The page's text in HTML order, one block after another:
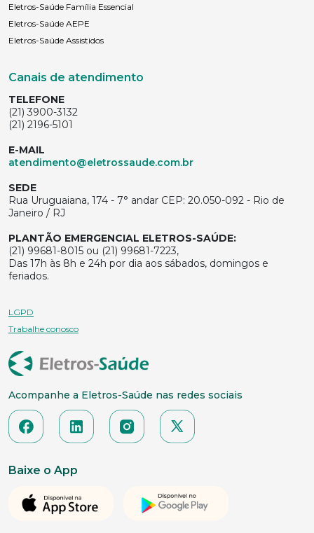
Eletros-Saúde Família Essencial
Eletros-Saúde AEPE
Eletros-Saúde Assistidos
Canais de atendimento
TELEFONE
(21) 3900-3132
(21) 2196-5101
E-MAIL
atendimento@eletrossaude.com.br
SEDE
Rua Uruguaiana, 174 - 7° andar CEP: 20.050-092 - Rio de
Janeiro / RJ
PLANTÃO EMERGENCIAL ELETROS-SAÚDE:
(21) 99681-8015 ou (21) 99681-7223,
Das 17h às 8h e 24h por dia aos sábados, domingos e
feriados.
LGPD
Trabalhe conosco
Acompanhe a Eletros-Saúde nas redes sociais
Baixe o App